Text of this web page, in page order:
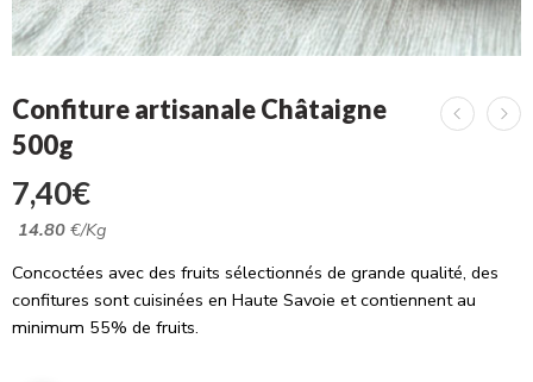
Confiture artisanale Châtaigne
500g
7,40€
14.80 €/Kg
Concoctées avec des fruits sélectionnés de grande qualité, des
confitures sont cuisinées en Haute Savoie et contiennent au
minimum 55% de fruits.